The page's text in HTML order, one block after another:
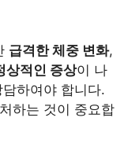
급격한 체중 변화,
상적인 증상이 나
하여야 합니다.
하는 것이 중요합